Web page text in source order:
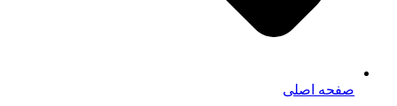
صفحه اصلی